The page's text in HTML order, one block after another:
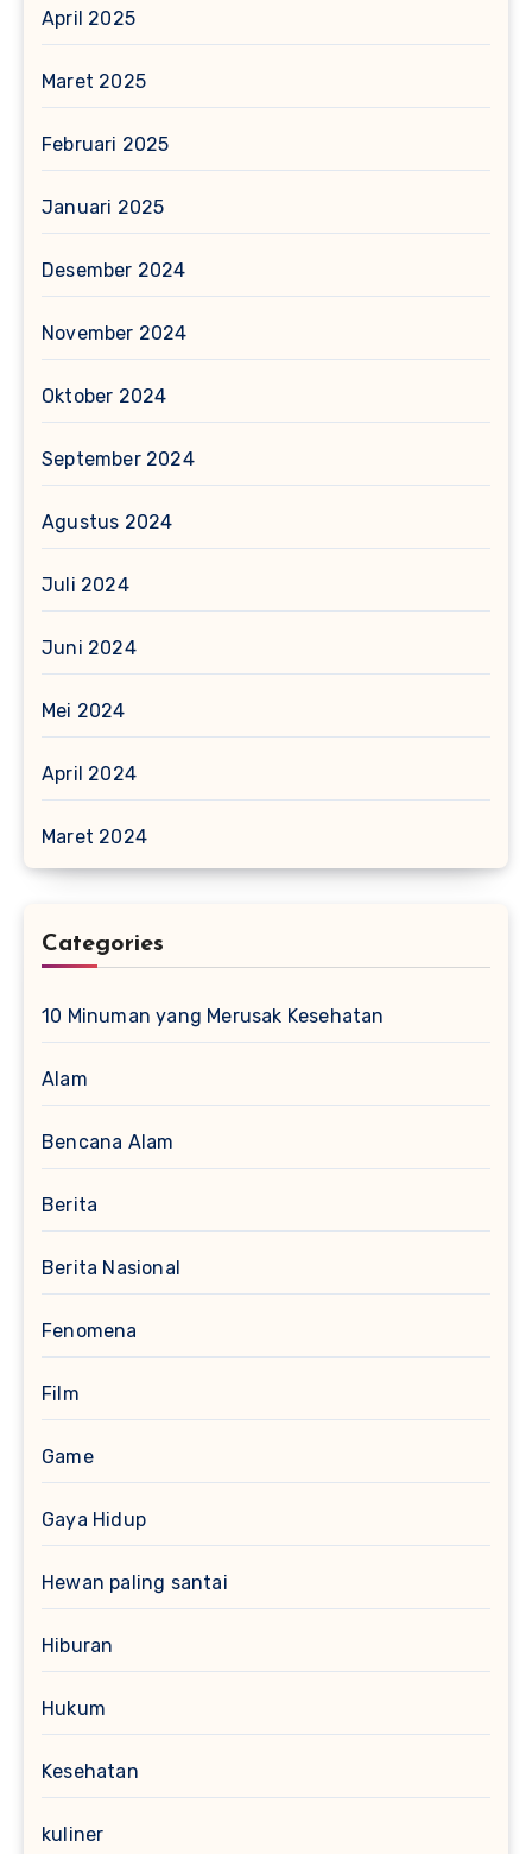
April 2025
Maret 2025
Februari 2025
Januari 2025
Desember 2024
November 2024
Oktober 2024
September 2024
Agustus 2024
Juli 2024
Juni 2024
Mei 2024
April 2024
Maret 2024
Categories
10 Minuman yang Merusak Kesehatan
Alam
Bencana Alam
Berita
Berita Nasional
Fenomena
Film
Game
Gaya Hidup
Hewan paling santai
Hiburan
Hukum
Kesehatan
kuliner